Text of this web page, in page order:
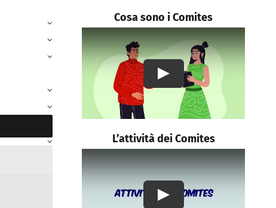
Cosa sono i Comites
Play
L’attività dei Comites
Play